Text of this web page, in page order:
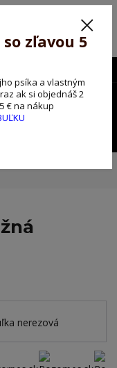
v tomto období máme
ospravedlnenie.
s kódom pozorpes5 !!!
0,00 EUR
zľavou 5
psíka a vlastným
ak si objednáš 2
€ na nákup